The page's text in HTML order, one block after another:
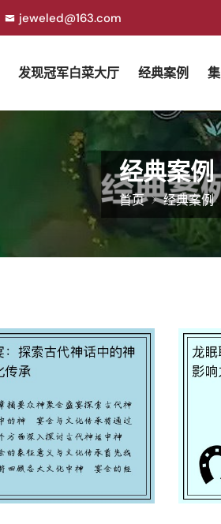
jeweled@163.com
发现冠军白菜大厅 经典案例
经典案例
首页 经典案例